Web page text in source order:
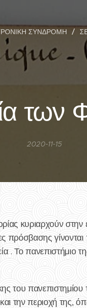
ΣΥΝΔΡΟΜΉ
των
2020-11-15
κυριαρχούν στην
πρόσβασης
. Το πανεπιστήμιο
του
την περιοχή της,